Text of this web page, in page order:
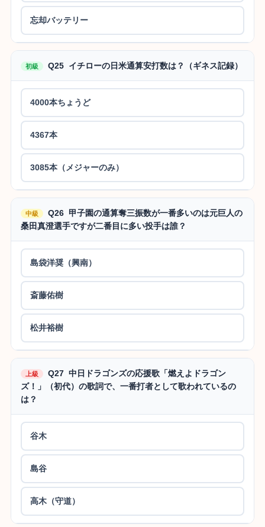
忘却バッテリー
初級 Q25 イチローの日米通算安打数は？（ギネス記録）
4000本ちょうど
4367本
3085本（メジャーのみ）
中級
Q26 甲子園の通算奪三振数が一番多いのは元巨人の
桑田真澄選手ですが二番目に多い投手は誰？
島袋洋奨（興南）
斎藤佑樹
松井裕樹
上級
Q27 中日ドラゴンズの応援歌「燃えよドラゴン
ズ！」（初代）の歌詞で、一番打者として歌われているの
は？
谷木
島谷
高木（守道）